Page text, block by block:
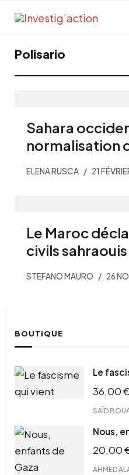
Polisario
Sahara
normalisation
ELENA RUSCA 21
Le Maroc
civils sahraouis
STEFANO MAURO 26
BOUTIQUE
Le
36,00
SAÏD
Nous,
20,00
AHMED